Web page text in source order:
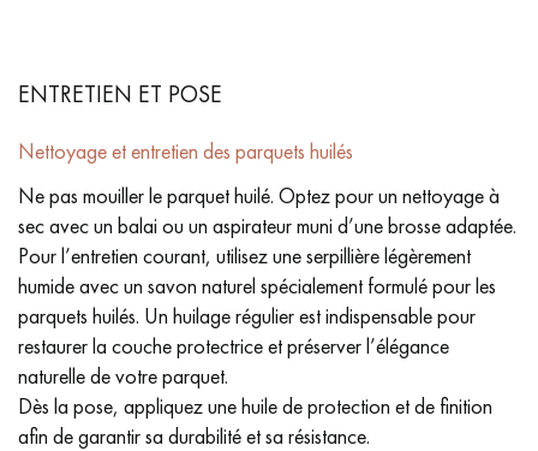
ENTRETIEN ET POSE
Nettoyage et entretien des parquets huilés
Ne pas mouiller le parquet huilé. Optez pour un nettoyage à
sec avec un balai ou un aspirateur muni d’une brosse adaptée.
Pour l’entretien courant, utilisez une serpillière légèrement
humide avec un savon naturel spécialement formulé pour les
parquets huilés. Un huilage régulier est indispensable pour
restaurer la couche protectrice et préserver l’élégance
naturelle de votre parquet.
Dès la pose, appliquez une huile de protection et de finition
afin de garantir sa durabilité et sa résistance.